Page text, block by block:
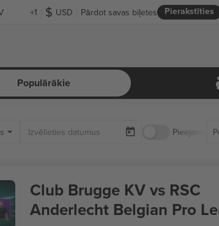
+1 USD Pierakstīties
Pārdot savas biļetes
Populārākie
Pieejamas
Club Brugge KV vs RSC
Anderlecht Belgian Pro